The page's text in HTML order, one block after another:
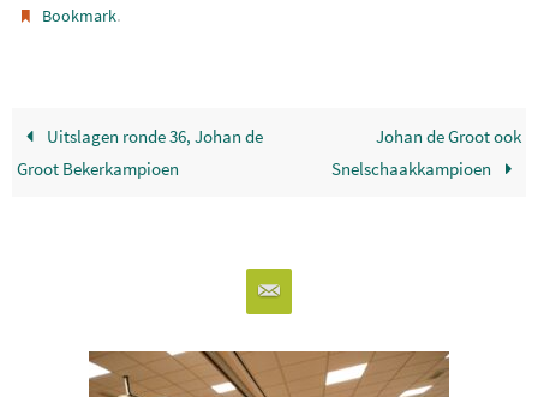
Bookmark.
Uitslagen ronde 36, Johan de
Groot Bekerkampioen
Johan de Groot ook
Snelschaakkampioen